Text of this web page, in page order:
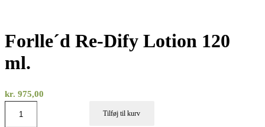
Forlle´d Re-Dify Lotion 120
ml.
kr. 975,00
Tilføj til kurv